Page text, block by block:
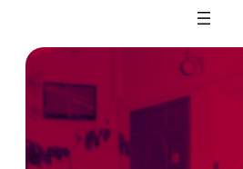
tartalomhoz